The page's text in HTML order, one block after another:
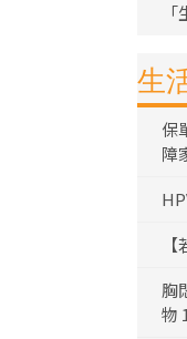
生
保
障
胸
物